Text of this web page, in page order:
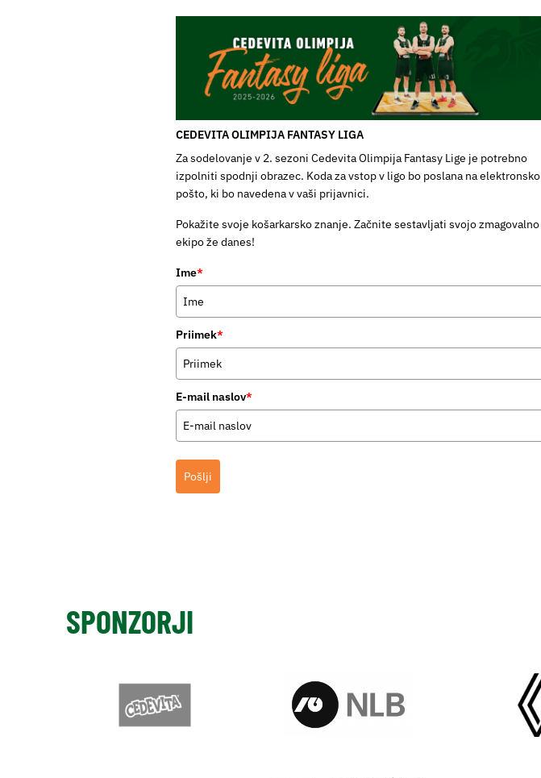
CEDEVITA OLIMPIJA FANTASY LIGA
Za sodelovanje v 2. sezoni Cedevita Olimpija Fantasy Lige je potrebno
izpolniti spodnji obrazec. Koda za vstop v ligo bo poslana na elektronsko
pošto, ki bo navedena v vaši prijavnici.
Pokažite svoje košarkarsko znanje. Začnite sestavljati svojo zmagovalno
ekipo že danes!
Ime*
Priimek*
E-mail naslov*
Pošlji
SPONZORJI